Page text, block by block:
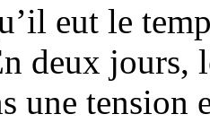
eut le
deux jours,
une tension